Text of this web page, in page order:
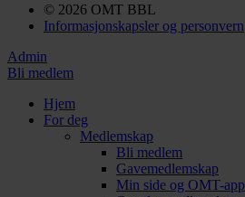
© 2026 OMT BBL
Informasjonskapsler og personvern
Admin
Bli medlem
Hjem
For deg
Medlemskap
Bli medlem
Gavemedlemskap
Min side og OMT-app